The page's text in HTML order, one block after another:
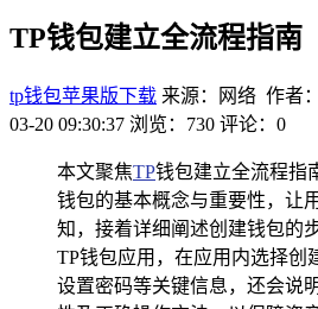
TP钱包建立全流程指南
tp钱包苹果版下载 来源：网络 作者
03-20 09:30:37 浏览：730 评论：0
本文聚焦TP钱包建立全流程指
钱包的基本概念与重要性，让
知，接着详细阐述创建钱包的
TP钱包应用，在应用内选择创
设置密码等关键信息，还会说